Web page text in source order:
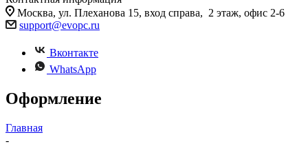
Москва, ул. Плеханова 15, вход справа, 2 этаж, офис 2-6
support@evopc.ru
Вконтакте
WhatsApp
Оформление
Главная
-